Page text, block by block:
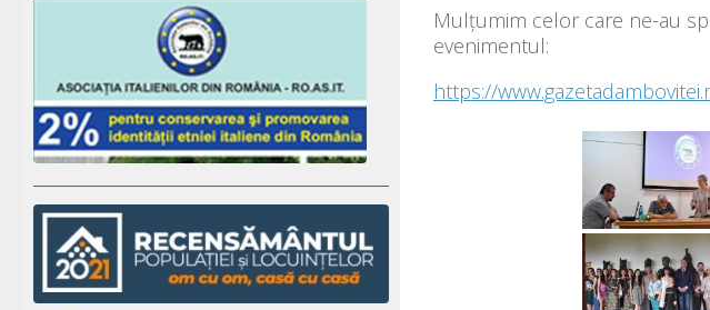
Mulțumim celor care ne-au
evenimentul:
https://